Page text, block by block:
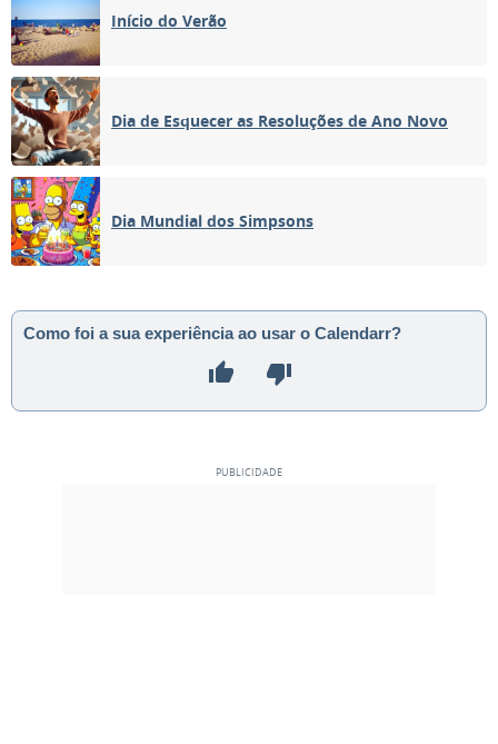
Início do Verão
Dia de Esquecer as Resoluções de Ano Novo
Dia Mundial dos Simpsons
Como foi a sua experiência ao usar o Calendarr?